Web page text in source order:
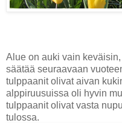
Alue on auki vain
säätää seuraavaan
tulppaanit olivat aivan
alppiruusuissa oli hyvin
tulppaanit olivat vasta
tulossa.